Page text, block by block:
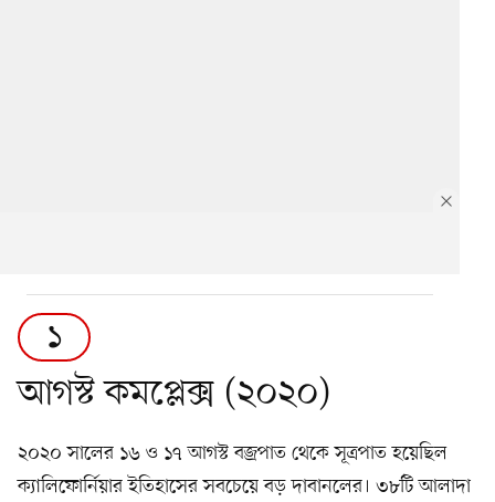
১
আগস্ট কমপ্লেক্স (২০২০)
২০২০ সালের ১৬ ও ১৭ আগস্ট বজ্রপাত থেকে সূত্রপাত হয়েছিল
ক্যালিফোর্নিয়ার ইতিহাসের সবচেয়ে বড় দাবানলের। ৩৮টি আলাদা